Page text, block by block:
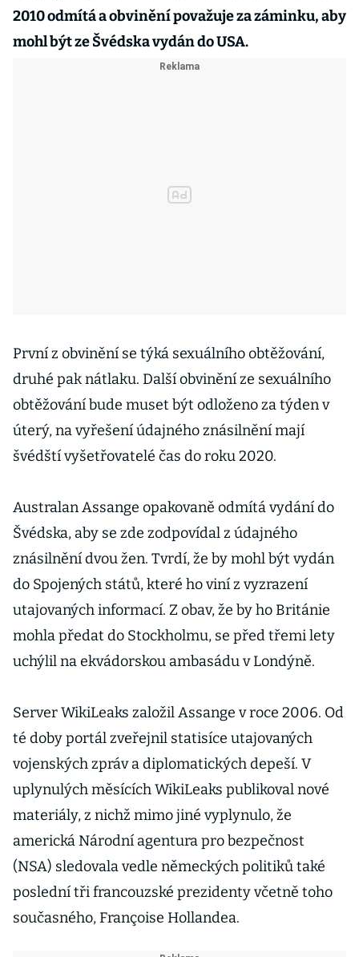
2010 odmítá a obvinění považuje za záminku, aby
mohl být ze Švédska vydán do USA.
První z obvinění se týká sexuálního obtěžování,
druhé pak nátlaku. Další obvinění ze sexuálního
obtěžování bude muset být odloženo za týden v
úterý, na vyřešení údajného znásilnění mají
švédští vyšetřovatelé čas do roku 2020.
Australan Assange opakovaně odmítá vydání do
Švédska, aby se zde zodpovídal z údajného
znásilnění dvou žen. Tvrdí, že by mohl být vydán
do Spojených států, které ho viní z vyzrazení
utajovaných informací. Z obav, že by ho Británie
mohla předat do Stockholmu, se před třemi lety
uchýlil na ekvádorskou ambasádu v Londýně.
Server WikiLeaks založil Assange v roce 2006. Od
té doby portál zveřejnil statisíce utajovaných
vojenských zpráv a diplomatických depeší. V
uplynulých měsících WikiLeaks publikoval nové
materiály, z nichž mimo jiné vyplynulo, že
americká Národní agentura pro bezpečnost
(NSA) sledovala vedle německých politiků také
poslední tři francouzské prezidenty včetně toho
současného, Françoise Hollandea.